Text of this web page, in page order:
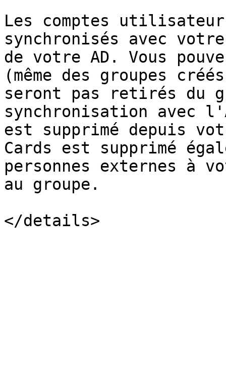
Les comptes
synchronisés avec
de votre AD. Vous
(même des groupes
seront pas retirés du
synchronisation avec
est supprimé depuis
Cards est supprimé
personnes externes à
au groupe.